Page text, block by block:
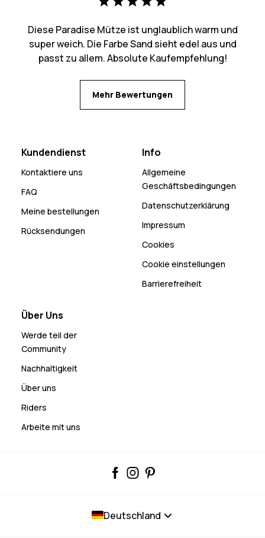
Diese Paradise Mütze ist unglaublich warm und
super weich. Die Farbe Sand sieht edel aus und
passt zu allem. Absolute Kaufempfehlung!
Mehr Bewertungen
Kundendienst
Kontaktiere uns
FAQ
Meine bestellungen
Rücksendungen
Info
Allgemeine
Geschäftsbedingungen
Datenschutzerklärung
Impressum
Cookies
Cookie einstellungen
Barrierefreiheit
Über Uns
Werde teil der
Community
Nachhaltigkeit
Über uns
Riders
Arbeite mit uns
Deutschland